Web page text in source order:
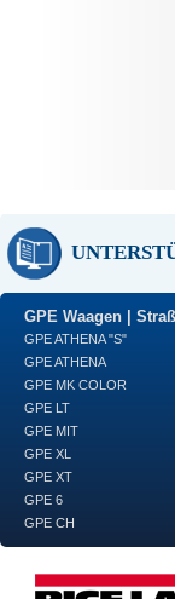
GPE Waagen |
GPE ATHENA "S"
GPE ATHENA
GPE MK COLOR
GPE LT
GPE MIT
GPE XL
GPE XT
GPE 6
GPE CH